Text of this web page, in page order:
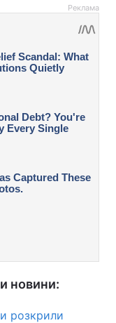
Реклама
новини:
розкрили